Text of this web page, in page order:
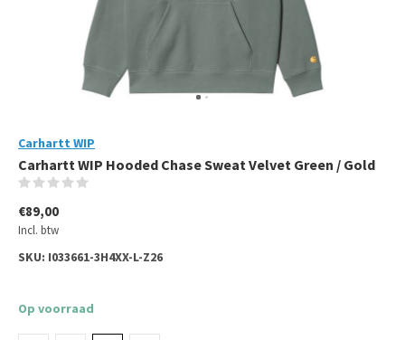
Carhartt WIP
Carhartt WIP Hooded Chase Sweat Velvet Green / Gold
€89,00
Incl. btw
SKU: I033661-3H4XX-L-Z26
Op voorraad